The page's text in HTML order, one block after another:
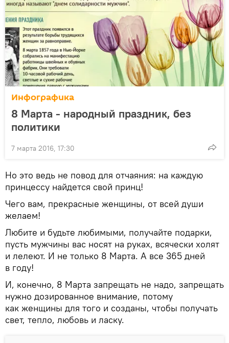
Инфографика
8 Марта - народный праздник, без
политики
7 марта 2016, 17:30
Но это ведь не повод для отчаяния: на каждую
принцессу найдется свой принц!
Чего вам, прекрасные женщины, от всей души
желаем!
Любите и будьте любимыми, получайте подарки,
пусть мужчины вас носят на руках, всячески холят
и лелеют. И не только 8 Марта. А все 365 дней
в году!
И, конечно, 8 Марта запрещать не надо, запрещать
нужно дозированное внимание, потому
как женщины для того и созданы, чтобы получать
свет, тепло, любовь и ласку.